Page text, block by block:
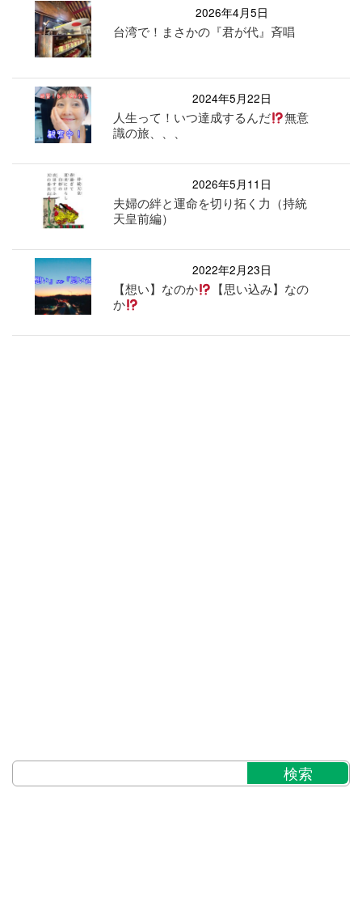
2026年4月5日
台湾で！まさかの『君が代』斉唱
2024年5月22日
人生って！いつ達成するんだ
無意
識の旅、、、
2026年5月11日
夫婦の絆と運命を切り拓く力（持統
天皇前編）
2022年2月23日
【想い】なのか
【思い込み】なの
か